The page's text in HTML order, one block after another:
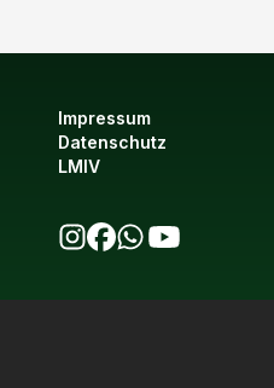
Impressum
Datenschutz
LMIV